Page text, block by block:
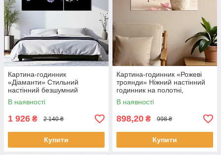
Картина-годинник
«Діаманти» Стильний
настінний безшумний
годинник Декор для спальні
чи вітальні 100х60 з 2 частин
В наявності
1 926 ₴ 2 140 ₴
Купити
Картина-годинник «Рожеві
троянди» Ніжний настінний
годинник на полотні,
романтичний декор для
спальні чи кухні 60х40см
В наявності
898,20 ₴ 998 ₴
Купити